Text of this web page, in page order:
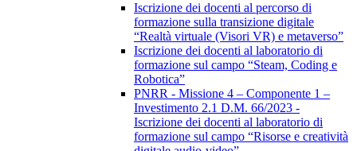
Iscrizione dei docenti al percorso di
formazione sulla transizione digitale
“Realtà virtuale (Visori VR) e metaverso”
Iscrizione dei docenti al laboratorio di
formazione sul campo “Steam, Coding e
Robotica”
PNRR - Missione 4 – Componente 1 –
Investimento 2.1 D.M. 66/2023 -
Iscrizione dei docenti al laboratorio di
formazione sul campo “Risorse e creatività